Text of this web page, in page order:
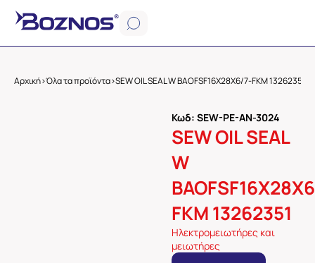
Αρχική>Όλα τα προϊόντα>SEW OIL SEAL W BAOFSF16X28X6/7-FKM 13262351
Κωδ: SEW-PE-AN-3024
SEW OIL SEAL
W
FKM 13262351
Ηλεκτρομειωτήρες και
μειωτήρες